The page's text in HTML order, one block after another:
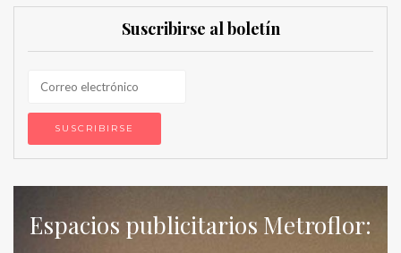
Suscribirse al boletín
Espacios publicitarios Metroflor: